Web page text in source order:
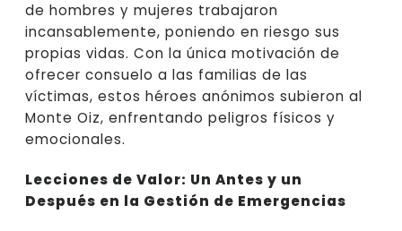
de hombres y mujeres trabajaron
incansablemente, poniendo en riesgo sus
propias vidas. Con la única motivación de
ofrecer consuelo a las familias de las
víctimas, estos héroes anónimos subieron al
Monte Oiz, enfrentando peligros físicos y
emocionales.
Lecciones de Valor: Un Antes y un
Después en la Gestión de Emergencias